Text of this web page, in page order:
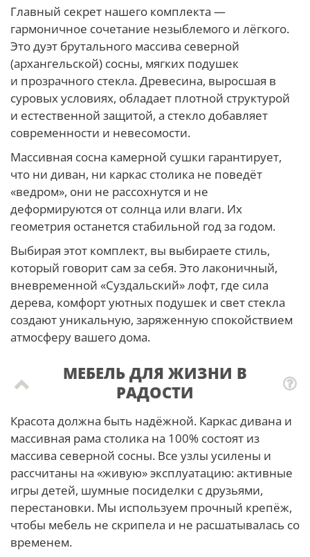
Главный секрет нашего комплекта —
гармоничное сочетание незыблемого и лёгкого.
Это дуэт брутального массива северной
(архангельской) сосны, мягких подушек
и прозрачного стекла. Древесина, выросшая в
суровых условиях, обладает плотной структурой
и естественной защитой, а стекло добавляет
современности и невесомости.
Массивная сосна камерной сушки гарантирует,
что ни диван, ни каркас столика не поведёт
«ведром», они не рассохнутся и не
деформируются от солнца или влаги. Их
геометрия останется стабильной год за годом.
Выбирая этот комплект, вы выбираете стиль,
который говорит сам за себя. Это лаконичный,
вневременной «Суздальский» лофт, где сила
дерева, комфорт уютных подушек и свет стекла
создают уникальную, заряженную спокойствием
атмосферу вашего дома.
МЕБЕЛЬ ДЛЯ ЖИЗНИ В
РАДОСТИ
Красота должна быть надёжной. Каркас дивана и
массивная рама столика на 100% состоят из
массива северной сосны. Все узлы усилены и
рассчитаны на «живую» эксплуатацию: активные
игры детей, шумные посиделки с друзьями,
перестановки. Мы используем прочный крепёж,
чтобы мебель не скрипела и не расшатывалась со
временем.